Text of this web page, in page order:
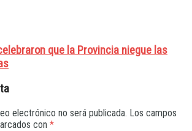
que la Provincia niegue las
electrónico no será publicada. Los campos
con *